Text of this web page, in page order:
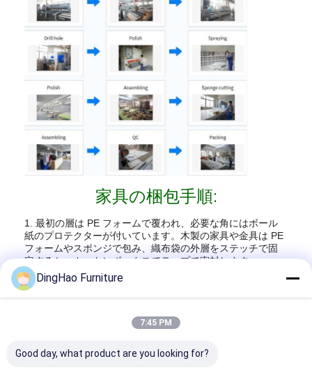
家具の梱包手順:
1. 最初の層は PE フォームで覆われ、必要な角にはボール
紙のプロテクターが付いています。木製の家具や金具は PE
フォームやスポンジで包み、織布袋の外層をステッチで固
定するか、カートンボックスでテープで密封します。
2. ガラストップと大理石の表面は、最初に発泡ポリスチレ
ンで梱包され、ダンボール箱に入れられ、最適な保護のた
広州東豪（BUVMAMO）ホテル家具有限公司
へのご訪問を心より歓迎いたします。お客様
DingHao Furniture
7:45 PM
Good day, what product are you looking for?